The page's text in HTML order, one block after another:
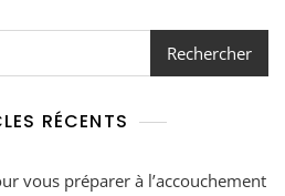
Rechercher
RÉCENTS
vous préparer à l’accouchement